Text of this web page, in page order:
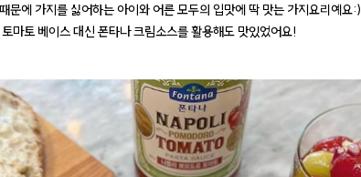
문에 가지를 싫어하는 아이와 어른 모두의 입맛에 딱 맛는 가지요리예요:)
마토 베이스 대신 폰타나 크림소스를 활용해도 맛있었어요!